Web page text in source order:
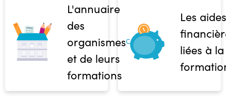
L'annuaire
des
organismes
et de leurs
formations
Les aides
liées à la